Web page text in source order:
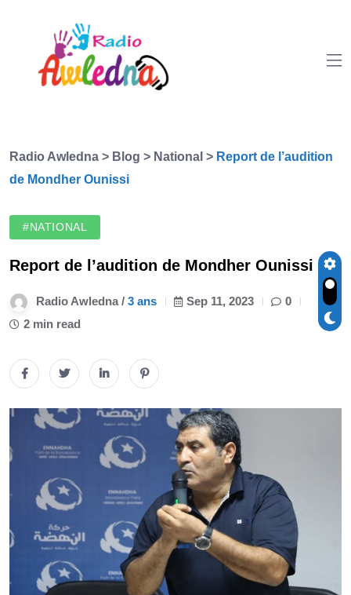
Radio Awledna > Blog > National > Report de l’audition
de Mondher Ounissi
#NATIONAL
Report de l’audition de Mondher Ounissi
Radio Awledna / 3 ans Sep 11, 2023
0
2 min read